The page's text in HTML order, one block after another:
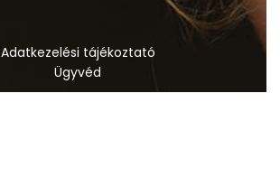
Adatkezelési tájékoztató
Ügyvéd